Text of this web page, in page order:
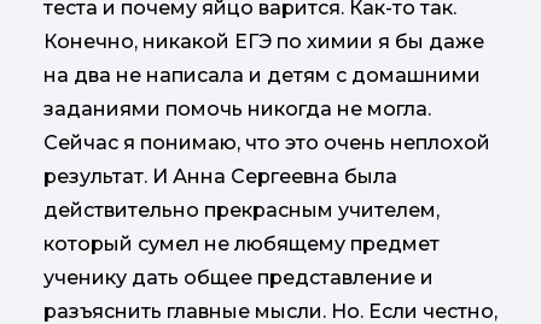
теста и почему яйцо варится. Как-то так.
Конечно, никакой ЕГЭ по химии я бы даже
на два не написала и детям с домашними
заданиями помочь никогда не могла.
Сейчас я понимаю, что это очень неплохой
результат. И Анна Сергеевна была
действительно прекрасным учителем,
который сумел не любящему предмет
ученику дать общее представление и
разъяснить главные мысли. Но. Если честно,